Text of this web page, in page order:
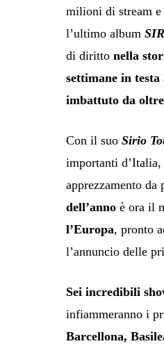
milioni di stream
l’ultimo album
di dirittonella
settimane in
imbattuto da
Con il suoSirio
importanti d’Italia,
apprezzamento
dell’anno è ora il
l’Europa, pronto
l’annuncio delle
Sei incredibili
infiammeranno i
Barcellona,